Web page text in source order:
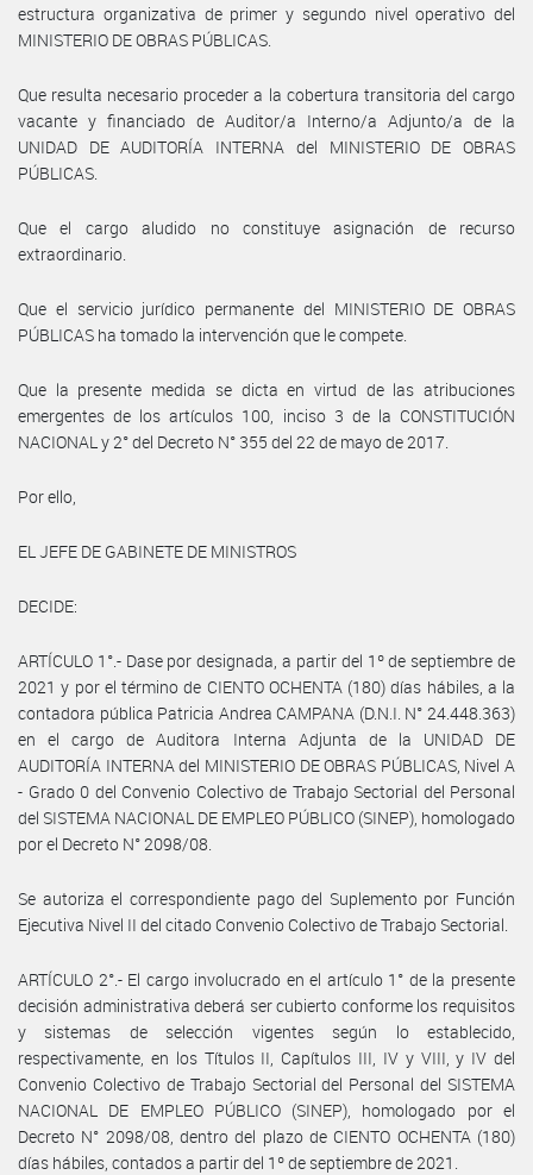
estructura organizativa de primer y segundo nivel operativo del
MINISTERIO DE OBRAS PÚBLICAS.
Que resulta necesario proceder a la cobertura transitoria del cargo
vacante y financiado de Auditor/a Interno/a Adjunto/a de la
UNIDAD DE AUDITORÍA INTERNA del MINISTERIO DE OBRAS
PÚBLICAS.
Que el cargo aludido no constituye asignación de recurso
extraordinario.
Que el servicio jurídico permanente del MINISTERIO DE OBRAS
PÚBLICAS ha tomado la intervención que le compete.
Que la presente medida se dicta en virtud de las atribuciones
emergentes de los artículos 100, inciso 3 de la CONSTITUCIÓN
NACIONAL y 2° del Decreto N° 355 del 22 de mayo de 2017.
Por ello,
EL JEFE DE GABINETE DE MINISTROS
DECIDE:
ARTÍCULO 1°.- Dase por designada, a partir del 1º de septiembre de
2021 y por el término de CIENTO OCHENTA (180) días hábiles, a la
contadora pública Patricia Andrea CAMPANA (D.N.I. N° 24.448.363)
en el cargo de Auditora Interna Adjunta de la UNIDAD DE
AUDITORÍA INTERNA del MINISTERIO DE OBRAS PÚBLICAS, Nivel A
- Grado 0 del Convenio Colectivo de Trabajo Sectorial del Personal
del SISTEMA NACIONAL DE EMPLEO PÚBLICO (SINEP), homologado
por el Decreto N° 2098/08.
Se autoriza el correspondiente pago del Suplemento por Función
Ejecutiva Nivel II del citado Convenio Colectivo de Trabajo Sectorial.
ARTÍCULO 2°.- El cargo involucrado en el artículo 1° de la presente
decisión administrativa deberá ser cubierto conforme los requisitos
y sistemas de selección vigentes según lo establecido,
respectivamente, en los Títulos II, Capítulos III, IV y VIII, y IV del
Convenio Colectivo de Trabajo Sectorial del Personal del SISTEMA
NACIONAL DE EMPLEO PÚBLICO (SINEP), homologado por el
Decreto N° 2098/08, dentro del plazo de CIENTO OCHENTA (180)
días hábiles, contados a partir del 1º de septiembre de 2021.